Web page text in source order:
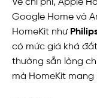
Về chi phí, Apple
Google Home và
HomeKit như
có mức giá khá
thường sẵn lòng
mà HomeKit mang